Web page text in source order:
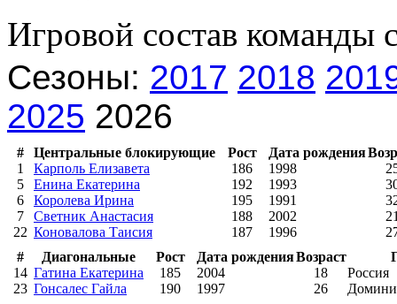
Игровой состав команды
Сезоны: 2017 2018
2025 2026
# Центральные блокирующие Рост Дата рождения
1
Карполь Елизавета 186 1998
5
Енина Екатерина 192 1993
6
Королева Ирина 195 1991
7
Светник Анастасия 188 2002
22 Коновалова Таисия 187 1996
#
Диагональные Рост Дата рожденияВозраст
14 Гатина Екатерина 185 2004 18
Россия
23 Гонсалес Гайла 190 1997 26